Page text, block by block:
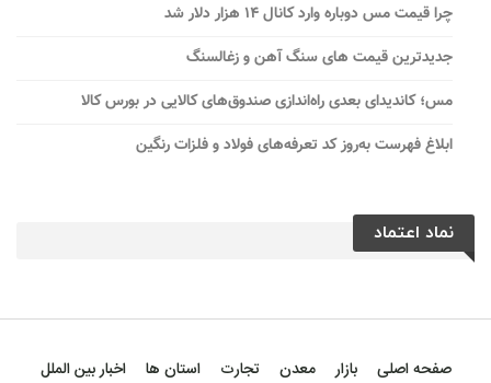
چرا قیمت مس دوباره وارد کانال ۱۴ هزار دلار شد
جدیدترین قیمت های سنگ آهن و زغالسنگ
مس؛ کاندیدای بعدی راه‌اندازی صندوق‌های کالایی در بورس کالا
ابلاغ فهرست به‌روز کد تعرفه‌های فولاد و فلزات رنگین
نماد اعتماد
صفحه اصلی بازار معدن تجارت استان ها اخبار بین الملل